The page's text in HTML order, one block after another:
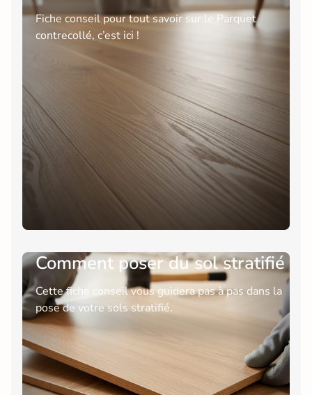
Fiche conseil pour tout savoir sur le Parquet
contrecollé, c’est ici !
Comment poser du sol stratifié
Cette fiche conseil vous guidera pas à pas dans la
pose de votre sols stratifié.